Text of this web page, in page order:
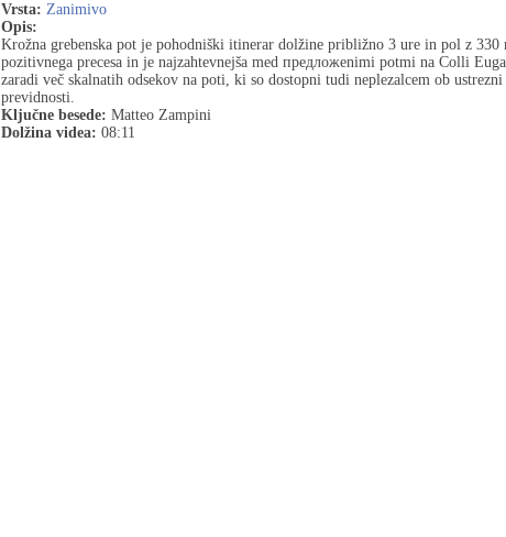
Vrsta: Zanimivo
Opis:
Krožna grebenska pot je pohodniški itinerar dolžine približno 3 ure in pol z 330
pozitivnega precesa in je najzahtevnejša med предложenimi potmi na Colli
zaradi več skalnatih odsekov na poti, ki so dostopni tudi neplezalcem ob ustrezni
previdnosti.
Ključne besede: Matteo Zampini
Dolžina videa: 08:11